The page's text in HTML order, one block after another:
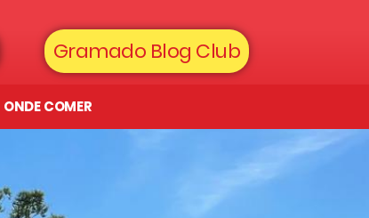
Gramado Blog Club
ONDE COMER